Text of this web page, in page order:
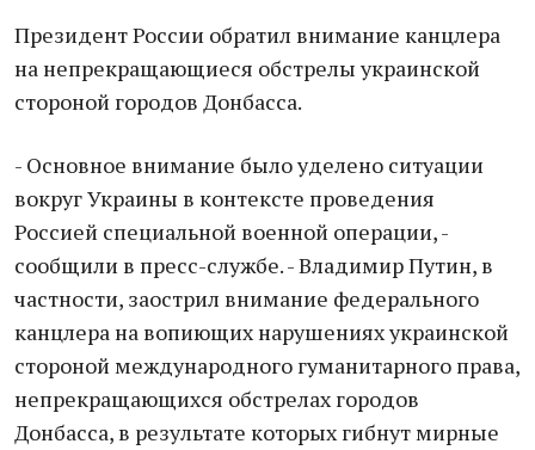
Президент России обратил внимание канцлера
на непрекращающиеся обстрелы украинской
стороной городов Донбасса.
- Основное внимание было уделено ситуации
вокруг Украины в контексте проведения
Россией специальной военной операции, -
сообщили в пресс-службе. - Владимир Путин, в
частности, заострил внимание федерального
канцлера на вопиющих нарушениях украинской
стороной международного гуманитарного права,
непрекращающихся обстрелах городов
Донбасса, в результате которых гибнут мирные